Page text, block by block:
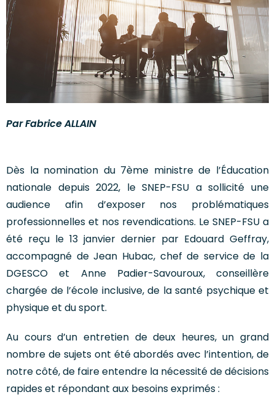
Par Fabrice ALLAIN
Dès la nomination du 7ème ministre de l’Éducation
nationale depuis 2022, le SNEP-FSU a sollicité une
audience afin d’exposer nos problématiques
professionnelles et nos revendications. Le SNEP-FSU a
été reçu le 13 janvier dernier par Edouard Geffray,
accompagné de Jean Hubac, chef de service de la
DGESCO et Anne Padier-Savouroux, conseillère
chargée de l’école inclusive, de la santé psychique et
physique et du sport.
Au cours d’un entretien de deux heures, un grand
nombre de sujets ont été abordés avec l’intention, de
notre côté, de faire entendre la nécessité de décisions
rapides et répondant aux besoins exprimés :